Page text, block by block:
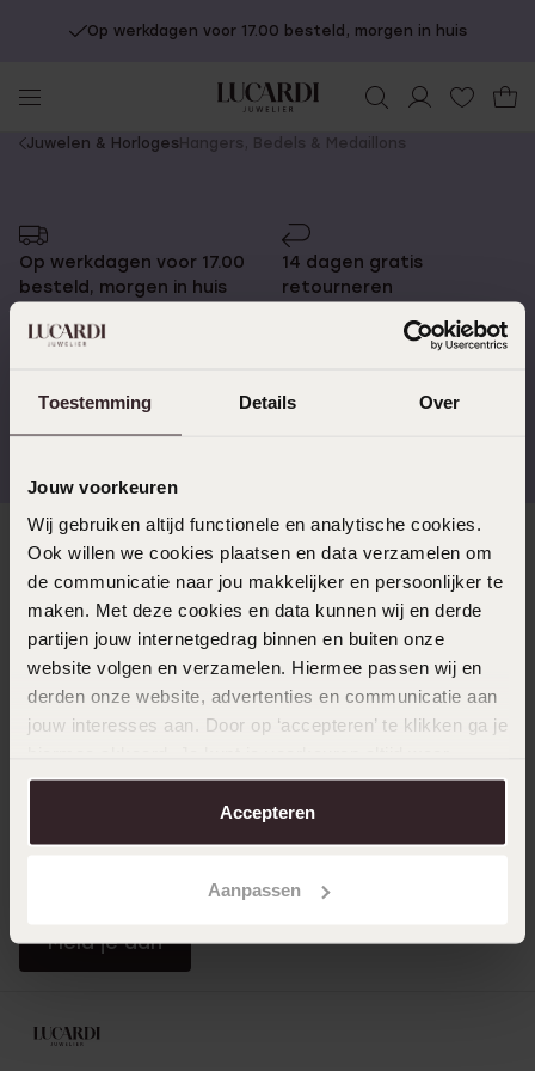
Toestemming Details Over
Jouw voorkeuren
Wij gebruiken altijd functionele en analytische cookies.
Ook willen we cookies plaatsen en data verzamelen om
de communicatie naar jou makkelijker en persoonlijker te
maken. Met deze cookies en data kunnen wij en derde
partijen jouw internetgedrag binnen en buiten onze
website volgen en verzamelen. Hiermee passen wij en
derden onze website, advertenties en communicatie aan
jouw interesses aan. Door op ‘accepteren’ te klikken ga je
aanpassen. Lees er meer over in onscookiebeleid.
Accepteren
Aanpassen
Op werkdagen voor 17.00 besteld, morgen in huis
You
Juwelen & HorlogesHangers, Bedels & Medaillons
Op werkdagen voor 17.00
besteld, morgen in huis
14 dagen gratis
retourneren
Gratis verzending vanaf
€49
Direct naar
Over Lucardi
Klantendienst
Word member en ontvang altijd minimaal 10% korting
Meld je aan